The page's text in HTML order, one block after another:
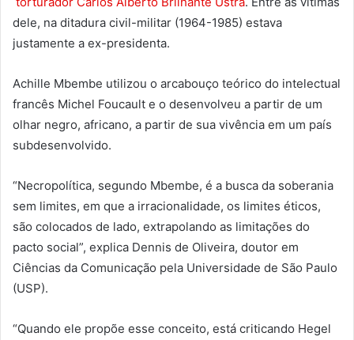
dele, na ditadura civil-militar (1964-1985) estava
justamente a ex-presidenta.
Achille Mbembe utilizou o arcabouço teórico do intelectual
francês Michel Foucault e o desenvolveu a partir de um
olhar negro, africano, a partir de sua vivência em um país
subdesenvolvido.
“Necropolítica, segundo Mbembe, é a busca da soberania
sem limites, em que a irracionalidade, os limites éticos,
são colocados de lado, extrapolando as limitações do
pacto social”, explica Dennis de Oliveira, doutor em
Ciências da Comunicação pela Universidade de São Paulo
(USP).
“Quando ele propõe esse conceito, está criticando Hegel